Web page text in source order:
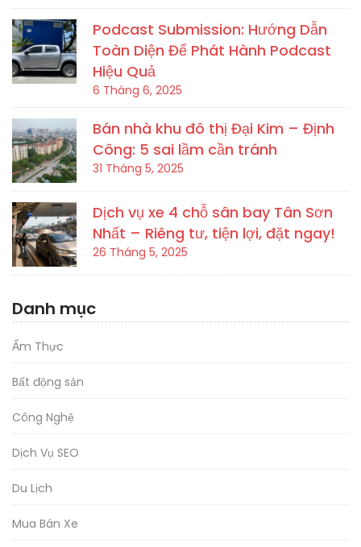
Podcast Submission: Hướng Dẫn
Toàn Diện Để Phát Hành Podcast
Hiệu Quả
6 Tháng 6, 2025
Bán nhà khu đô thị Đại Kim – Định
Công: 5 sai lầm cần tránh
31 Tháng 5, 2025
Dịch vụ xe 4 chỗ sân bay Tân Sơn
Nhất – Riêng tư, tiện lợi, đặt ngay!
26 Tháng 5, 2025
Danh mục
Ẩm Thực
Bất động sản
Công Nghệ
Dịch Vụ SEO
Du Lịch
Mua Bán Xe